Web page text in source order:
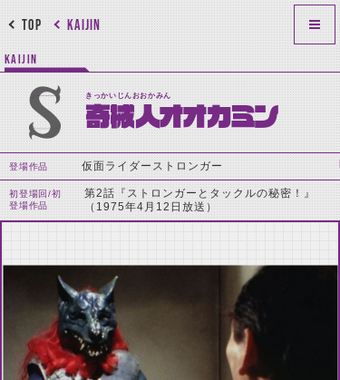
KAIJIN
TOP
KAIJIN
きっかいじんおおかみん
奇械人オオカミン
登場作品 仮面ライダーストロンガー
初登場回/初
登場作品
第2話『ストロンガーとタックルの秘密！』
（1975年4月12日放送）